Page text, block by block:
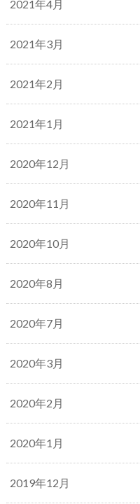
2021年4月
2021年3月
2021年2月
2021年1月
2020年12月
2020年11月
2020年10月
2020年8月
2020年7月
2020年3月
2020年2月
2020年1月
2019年12月